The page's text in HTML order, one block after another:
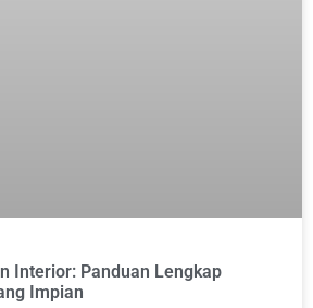
Interior: Panduan Lengkap
Impian